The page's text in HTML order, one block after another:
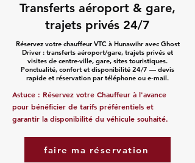
Transferts aéroport & gare,
trajets privés 24/7
Réservez votre chauffeur VTC à Hunawihr avec Ghost
Driver : transferts aéroport/gare, trajets privés et
visites de centre-ville, gare, sites touristiques.
Ponctualité, confort et disponibilité 24/7 — devis
rapide et réservation par téléphone ou e‑mail.
Astuce : Réservez votre Chauffeur à l'avance
pour bénéficier de tarifs préférentiels et
garantir la disponibilité du véhicule souhaité.
faire ma réservation